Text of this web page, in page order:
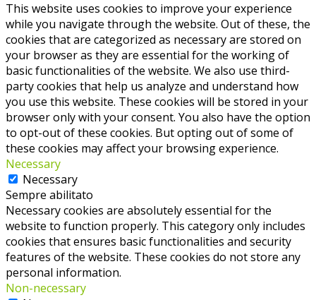
This website uses cookies to improve your experience
while you navigate through the website. Out of these, the
cookies that are categorized as necessary are stored on
your browser as they are essential for the working of
basic functionalities of the website. We also use third-
party cookies that help us analyze and understand how
you use this website. These cookies will be stored in your
browser only with your consent. You also have the option
to opt-out of these cookies. But opting out of some of
these cookies may affect your browsing experience.
Necessary
Necessary
Sempre abilitato
Necessary cookies are absolutely essential for the
website to function properly. This category only includes
cookies that ensures basic functionalities and security
features of the website. These cookies do not store any
personal information.
Non-necessary